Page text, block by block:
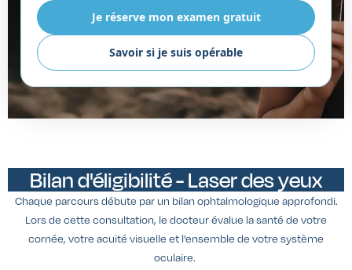
Je réserve mon examen gratuit
Savoir si je suis opérable
Bilan d'éligibilité - Laser des yeux
Chaque parcours débute par un bilan ophtalmologique approfondi.
Lors de cette consultation, le docteur évalue la santé de votre
cornée, votre acuité visuelle et l’ensemble de votre système
oculaire.